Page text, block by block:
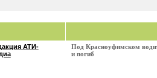
АТИ-
Под Красноуфимском
и погиб